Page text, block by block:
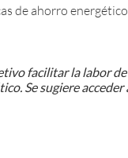
de ahorro
facilitar la labor de
Se sugiere acceder